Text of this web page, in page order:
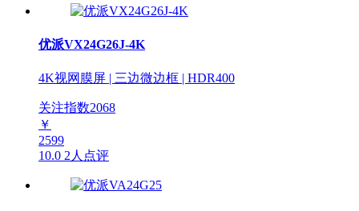
优派VX24G26J-4K
4K视网膜屏 | 三边微边框 | HDR400
关注指数2068
￥
2599
10.0 2人点评